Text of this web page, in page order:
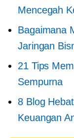
Mencegah
Bagaimana
Jaringan
21 Tips
Sempurna
8 Blog
Keuangan